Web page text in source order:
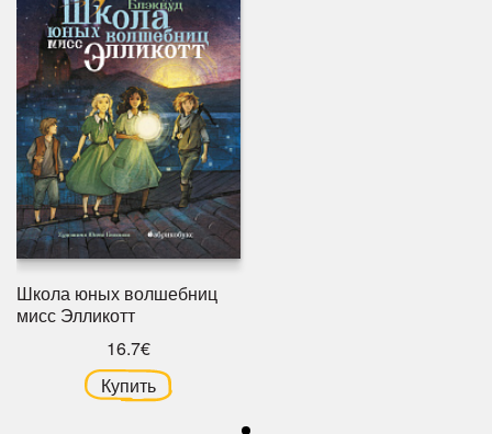
Школа юных волшебниц
мисс Элликотт
16.7€
Купить